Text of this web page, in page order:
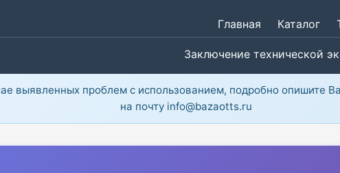
Главная Каталог
Заключение технической
выявленных проблем с использованием, подробно опишите
на почту info@bazaotts.ru